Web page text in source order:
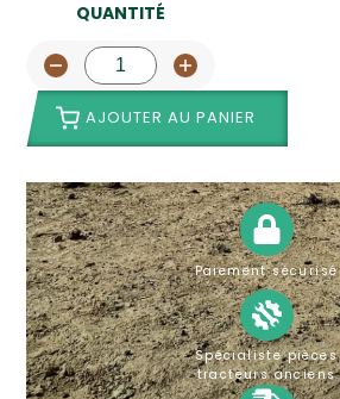
QUANTITÉ
AJOUTER AU PANIER
Paiement sécurisé
Spécialiste pièces
tracteurs anciens